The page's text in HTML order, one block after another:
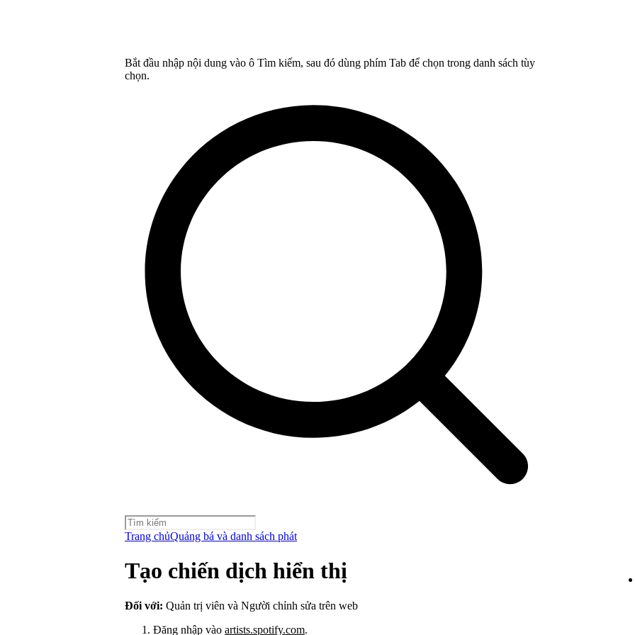
Bắt đầu nhập nội dung vào ô Tìm kiếm, sau đó dùng phím Tab để chọn trong danh sách tùy
chọn.
Trang chủQuảng bá và danh sách phát
Tạo chiến dịch hiển thị
Đối với: Quản trị viên và Người chỉnh sửa trên web
Đăng nhập vào artists.spotify.com.